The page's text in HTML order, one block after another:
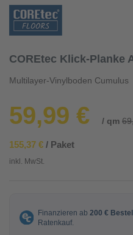
COREtec Klick-Planke
Multilayer-Vinylboden Cumulus
59,99 € / qm
155,37 € / Paket
inkl. MwSt.